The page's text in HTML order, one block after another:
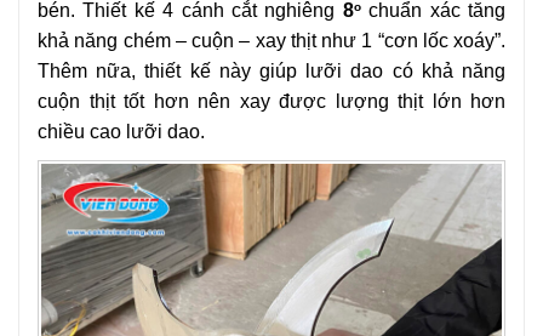
bén. Thiết kế 4 cánh cắt nghiêng 8ochuẩn xác tăng
khả năng chém – cuộn – xay thịt như 1 “cơn lốc xoáy”.
Thêm nữa, thiết kế này giúp lưỡi dao có khả năng
cuộn thịt tốt hơn nên xay được lượng thịt lớn hơn
chiều cao lưỡi dao.